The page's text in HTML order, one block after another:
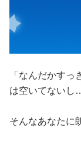
「なんだかす
は空いてないし
そんなあなたに